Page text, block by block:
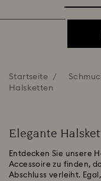
Startseite
Halsketten
Elegante
Entdecken Sie unsere
Accessoire zu finden,
Abschluss verleiht.